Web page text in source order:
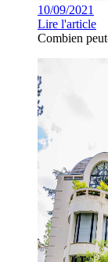
10/09/2021
Lire l'article
Combien